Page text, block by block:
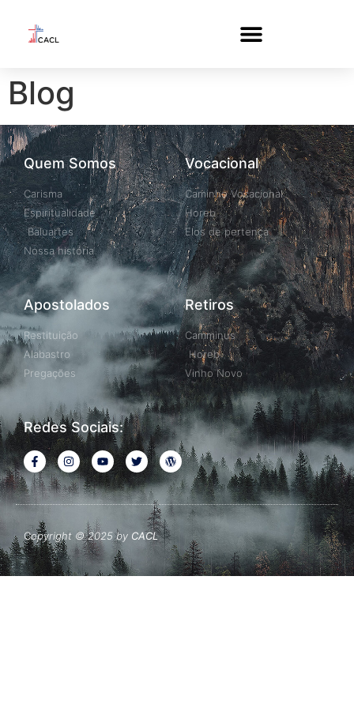
Blog
Quem Somos
Carisma
Espiritualidade
Baluartes
Nossa história
Vocacional
Caminho Vocacional
Horeb
Elos de pertença
Apostolados
Restituição
Alabastro
Pregações
Retiros
Camminus
Horeb
Vinho Novo
Redes Sociais:
Copyright © 2025 by CACL